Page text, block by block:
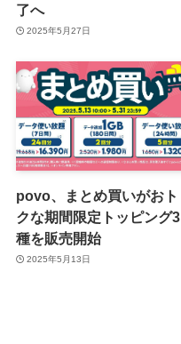
了へ
2025年5月27日
povo、まとめ買いがおト
クな期間限定トッピング3
種を販売開始
2025年5月13日